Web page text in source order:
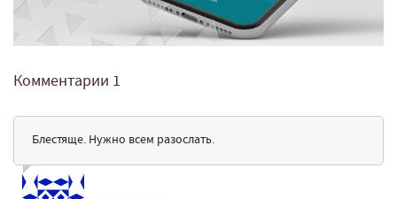
Комментарии 1
Блестяще. Нужно всем разослать.